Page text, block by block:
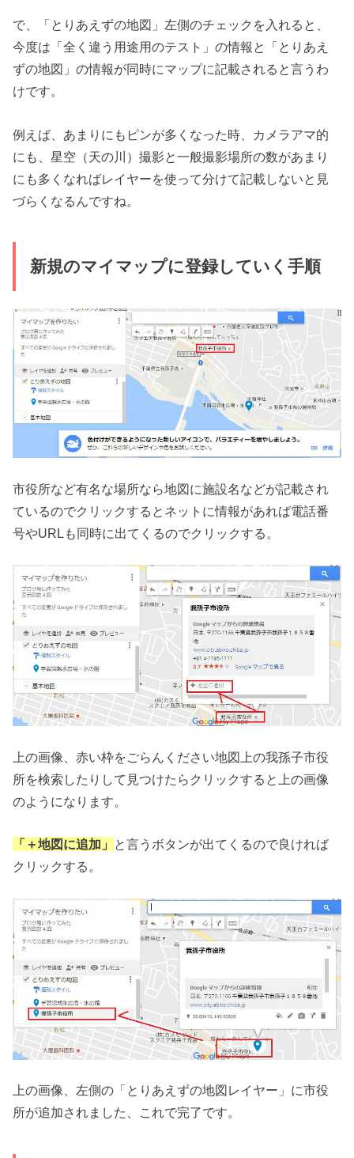
で、「とりあえずの地図」左側のチェックを入れると、
今度は「全く違う用途用のテスト」の情報と「とりあえ
ずの地図」の情報が同時にマップに記載されると言うわ
けです。
例えば、あまりにもピンが多くなった時、カメラアマ的
にも、星空（天の川）撮影と一般撮影場所の数があまり
にも多くなればレイヤーを使って分けて記載しないと見
づらくなるんですね。
新規のマイマップに登録していく手順
市役所など有名な場所なら地図に施設名などが記載され
ているのでクリックするとネットに情報があれば電話番
号やURLも同時に出てくるのでクリックする。
上の画像、赤い枠をごらんください地図上の我孫子市役
所を検索したりして見つけたらクリックすると上の画像
のようになります。
「＋地図に追加」 と言うボタンが出てくるので良ければ
クリックする。
上の画像、左側の「とりあえずの地図レイヤー」に市役
所が追加されました、これで完了です。